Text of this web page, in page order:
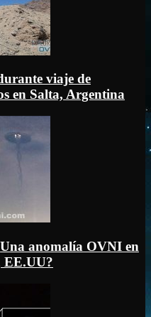
viaje de
en Salta, Argentina
anomalía OVNI en
EE.UU?